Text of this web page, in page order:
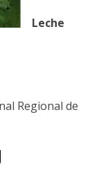
Leche
Regional de